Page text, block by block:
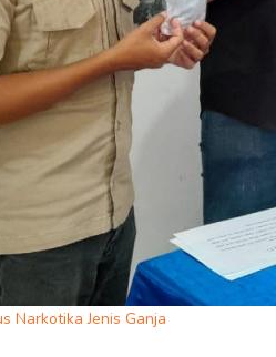
Narkotika Jenis Ganja